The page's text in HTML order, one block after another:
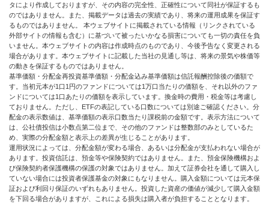
タにより作成しておりますが、その内容の完全性、正確性について同社が保証するも
のではありません。また、掲載データは過去の実績であり、将来の運用成果を保証す
るものではありません。 本ウェブサイトに掲載されている情報（リンクされている
外部サイトの情報も含む）に基づいて被ったいかなる損害についても一切の責任を負
いません。本ウェブサイトの内容は作成時点のものであり、今後予告なく変更される
場合があります。本ウェブサイトに記載した当社の見通し等は、将来の景気や株価等
の動きを保証するものではありません。
基準価額・分配金再投資基準価額・分配金込み基準価額は信託報酬控除後の価額で
す。当初元本が1口1円のファンドについては1万口当たりの価額を、それ以外のファ
ンドについては1口あたりの価額を表示しています。換金時の費用・税金等は考慮し
ておりません。ただし、ETFの表記している口数については別途ご確認ください。分
配金の表示数値は、基準価額の表示口数当たり課税前の金額です。表示方法について
は、公社債投信は小数点第二位まで、その他のファンドは整数部のみとしているた
め、実際の分配金額と表示上の差異が生じることがあります。
運用状況によっては、分配金額が変わる場合、あるいは分配金が支払われない場合が
あります。投資信託は、預金等や保険契約ではありません。また、預金保険機構およ
び保険契約者保護機構の保護の対象ではありません。加えて証券会社を通して購入し
ていない場合には投資者保護基金の対象にもなりません。購入金額については元本保
証および利回り保証のいずれもありません。投資した資産の価値が減少して購入金額
を下回る場合がありますが、これによる損失は購入者が負担することとなります。